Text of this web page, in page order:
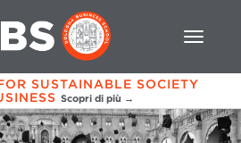
SUSTAINABLE SOCIETY
Scopri di più →